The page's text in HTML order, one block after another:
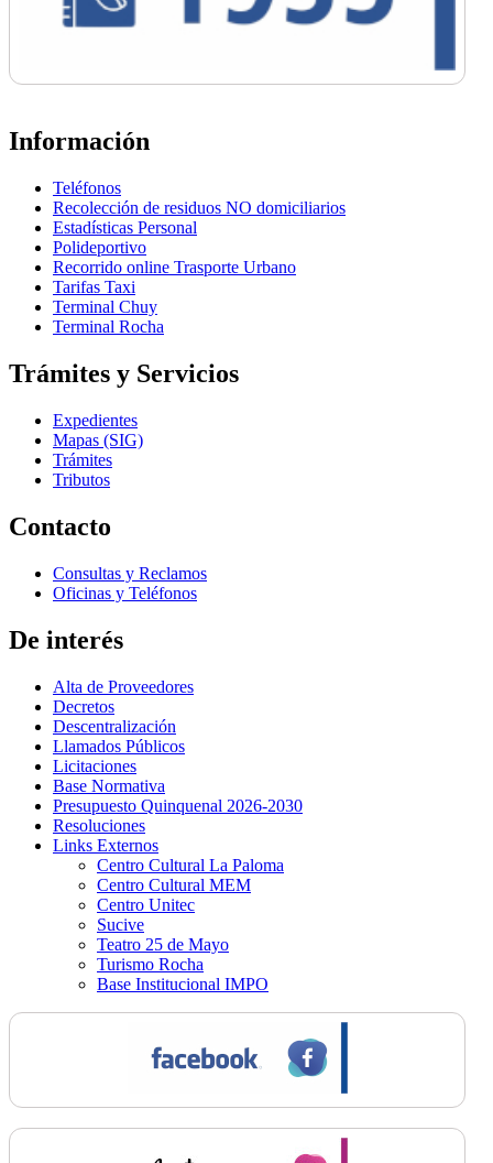
Información
Teléfonos
Recolección de residuos NO domiciliarios
Estadísticas Personal
Polideportivo
Recorrido online Trasporte Urbano
Tarifas Taxi
Terminal Chuy
Terminal Rocha
Trámites y Servicios
Expedientes
Mapas (SIG)
Trámites
Tributos
Contacto
Consultas y Reclamos
Oficinas y Teléfonos
De interés
Alta de Proveedores
Decretos
Descentralización
Llamados Públicos
Licitaciones
Base Normativa
Presupuesto Quinquenal 2026-2030
Resoluciones
Links Externos
Centro Cultural La Paloma
Centro Cultural MEM
Centro Unitec
Sucive
Teatro 25 de Mayo
Turismo Rocha
Base Institucional IMPO